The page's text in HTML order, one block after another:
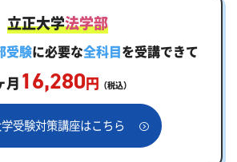
立正大学法学部
受験に必要な全科目を受講できて
月 16,280円 （税込）
受験対策講座はこちら